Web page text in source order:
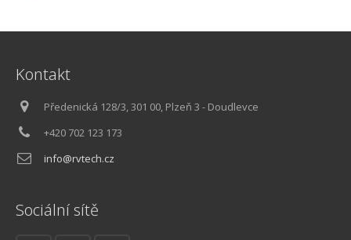
Kontakt
Předenická 128/3, 301 00, Plzeň 3 - Doudlevce
+420 702 123 173
info@rvtech.cz
Sociální sítě